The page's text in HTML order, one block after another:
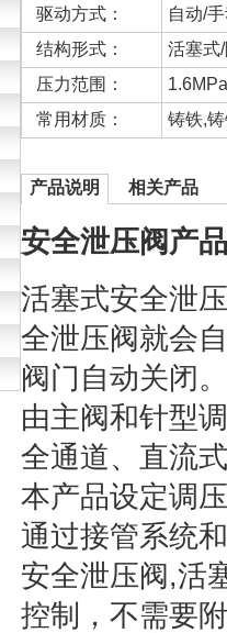
驱动方式：
自动/
结构形式：
活塞式
压力范围：
常用材质：
铸铁,
产品说明 相关产品
安全泄压阀产
活塞式安全泄
全泄压阀就会
阀门自动关闭。
由主阀和针型
全通道、直流
本产品设定调
通过接管系统
安全泄压阀,活
控制，不需要